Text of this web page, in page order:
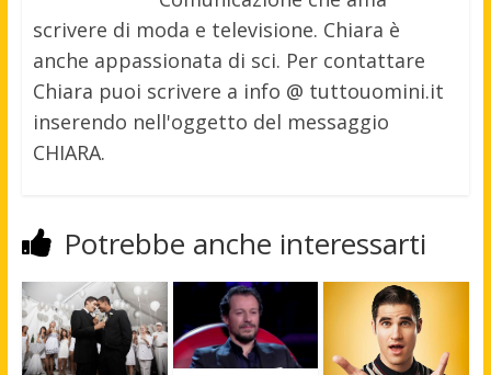
scrivere di moda e televisione. Chiara è
anche appassionata di sci. Per contattare
Chiara puoi scrivere a info @ tuttouomini.it
inserendo nell'oggetto del messaggio
CHIARA.
Potrebbe anche interessarti